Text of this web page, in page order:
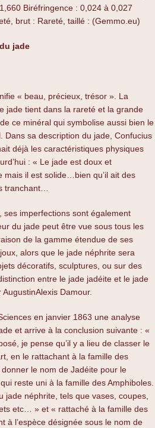
Biréfringence : 0,024 à 0,027
brut : Rareté, taillé : (Gemmo.eu)
jade
« beau, précieux, trésor ». La
jade tient dans la rareté et la grande
ce minéral qui symbolise aussi bien le
Dans sa description du jade, Confucius
déjà les caractéristiques physiques
: « Le jade est doux et
il est solide…bien qu’il ait des
tranchant…
ses imperfections sont également
du jade peut être vue sous tous les
de la gamme étendue de ses
alors que le jade néphrite sera
décoratifs, sculptures, ou sur des
entre le jade jadéite et le jade
Damour.
en janvier 1863 une analyse
et arrive à la conclusion suivante : «
je pense qu’il y a lieu de classer le
en le rattachant à la famille des
le nom de Jadéite pour le
reste uni à la famille des Amphiboles.
jade néphrite, tels que vases, coupes,
etc… » et « rattaché à la famille des
à l’espèce désignée sous le nom de